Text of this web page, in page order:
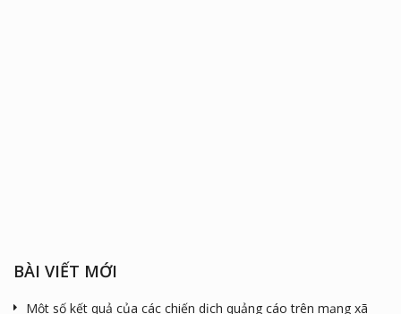
BÀI VIẾT MỚI
Một số kết quả của các chiến dịch quảng cáo trên mạng xã